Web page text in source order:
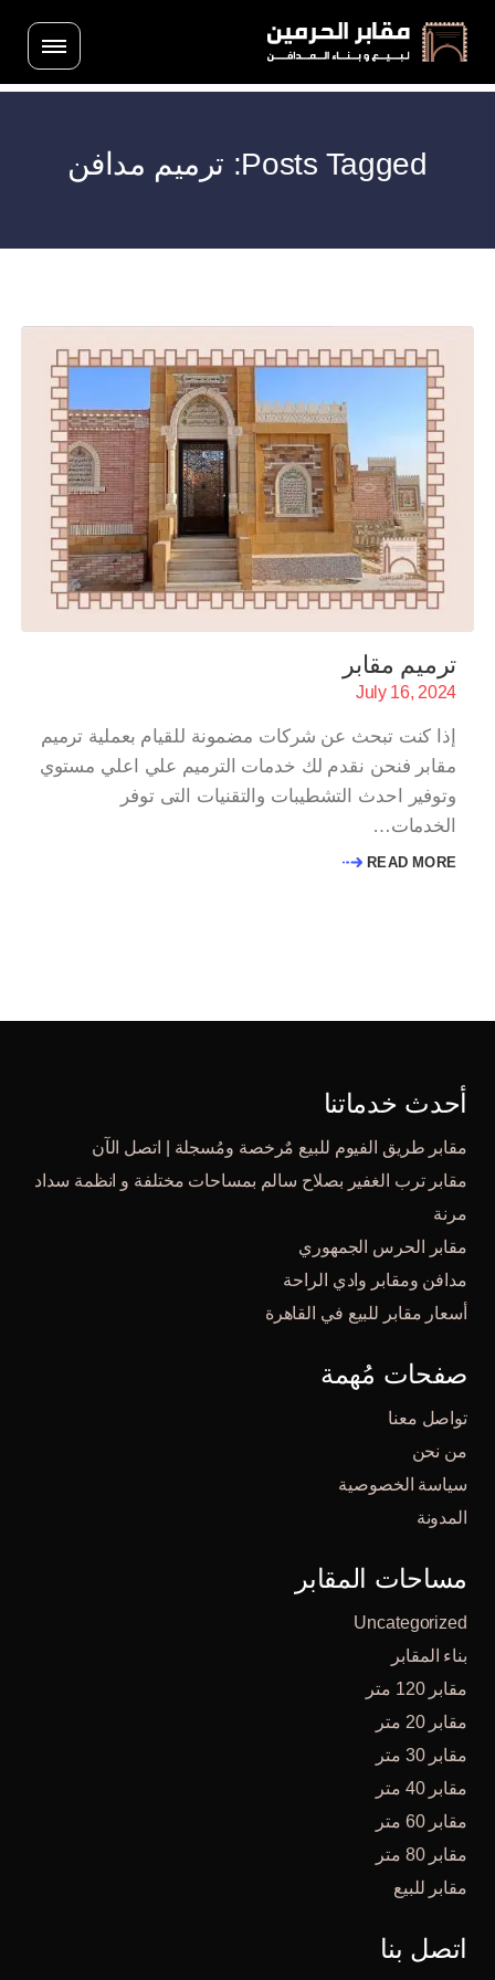
Posts Tagged: ترميم مدافن
ترميم مقابر
July 16, 2024
إذا كنت تبحث عن شركات مضمونة للقيام بعملية ترميم
مقابر فنحن نقدم لك خدمات الترميم علي اعلي مستوي
وتوفير احدث التشطيبات والتقنيات التى توفر
الخدمات…
READ MORE
أحدث خدماتنا
مقابر طريق الفيوم للبيع مٌرخصة ومُسجلة | اتصل الآن
مقابر ترب الغفير بصلاح سالم بمساحات مختلفة و انظمة سداد
مرنة
مقابر الحرس الجمهوري
مدافن ومقابر وادي الراحة
أسعار مقابر للبيع في القاهرة
صفحات مُهمة
تواصل معنا
من نحن
سياسة الخصوصية
المدونة
مساحات المقابر
Uncategorized
بناء المقابر
مقابر 120 متر
مقابر 20 متر
مقابر 30 متر
مقابر 40 متر
مقابر 60 متر
مقابر 80 متر
مقابر للبيع
اتصل بنا